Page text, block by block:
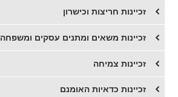
זכיינות חריצות וכישרון
זכיינות משאים ומתנים עסקים ומשפחה
זכיינות צמיחה
זכיינות כדאיות האומנם